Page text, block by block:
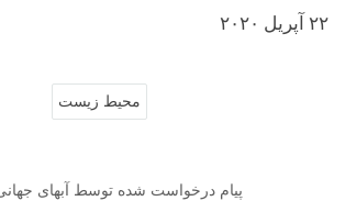
۲۲ آپریل ۲۰۲۰
محیط زیست
پیام درخواست شده توسط آبهای جهانی